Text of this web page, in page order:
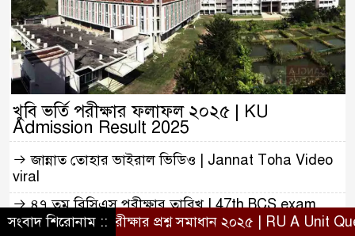
খুবি ভর্তি পরীক্ষার ফলাফল ২০২৫ | KU
Admission Result 2025
জান্নাত তোহার ভাইরাল ভিডিও | Jannat Toha Video
viral
৪৭ তম বিসিএস পরীক্ষার তারিখ | 47th BCS exam
date
সংবাদ শিরোনাম ::
পরীক্ষার প্রশ্ন সমাধান ২০২৫ | RU A Unit Question solution